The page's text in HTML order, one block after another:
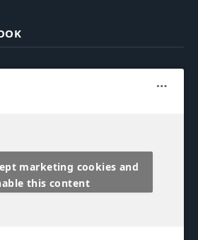
marketing cookies and
this content